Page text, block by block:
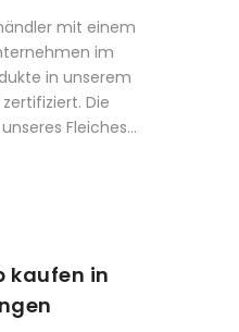
mit einem
im
in unserem
Die
Fleiches...
kaufen in Ludweiler
kaufen in